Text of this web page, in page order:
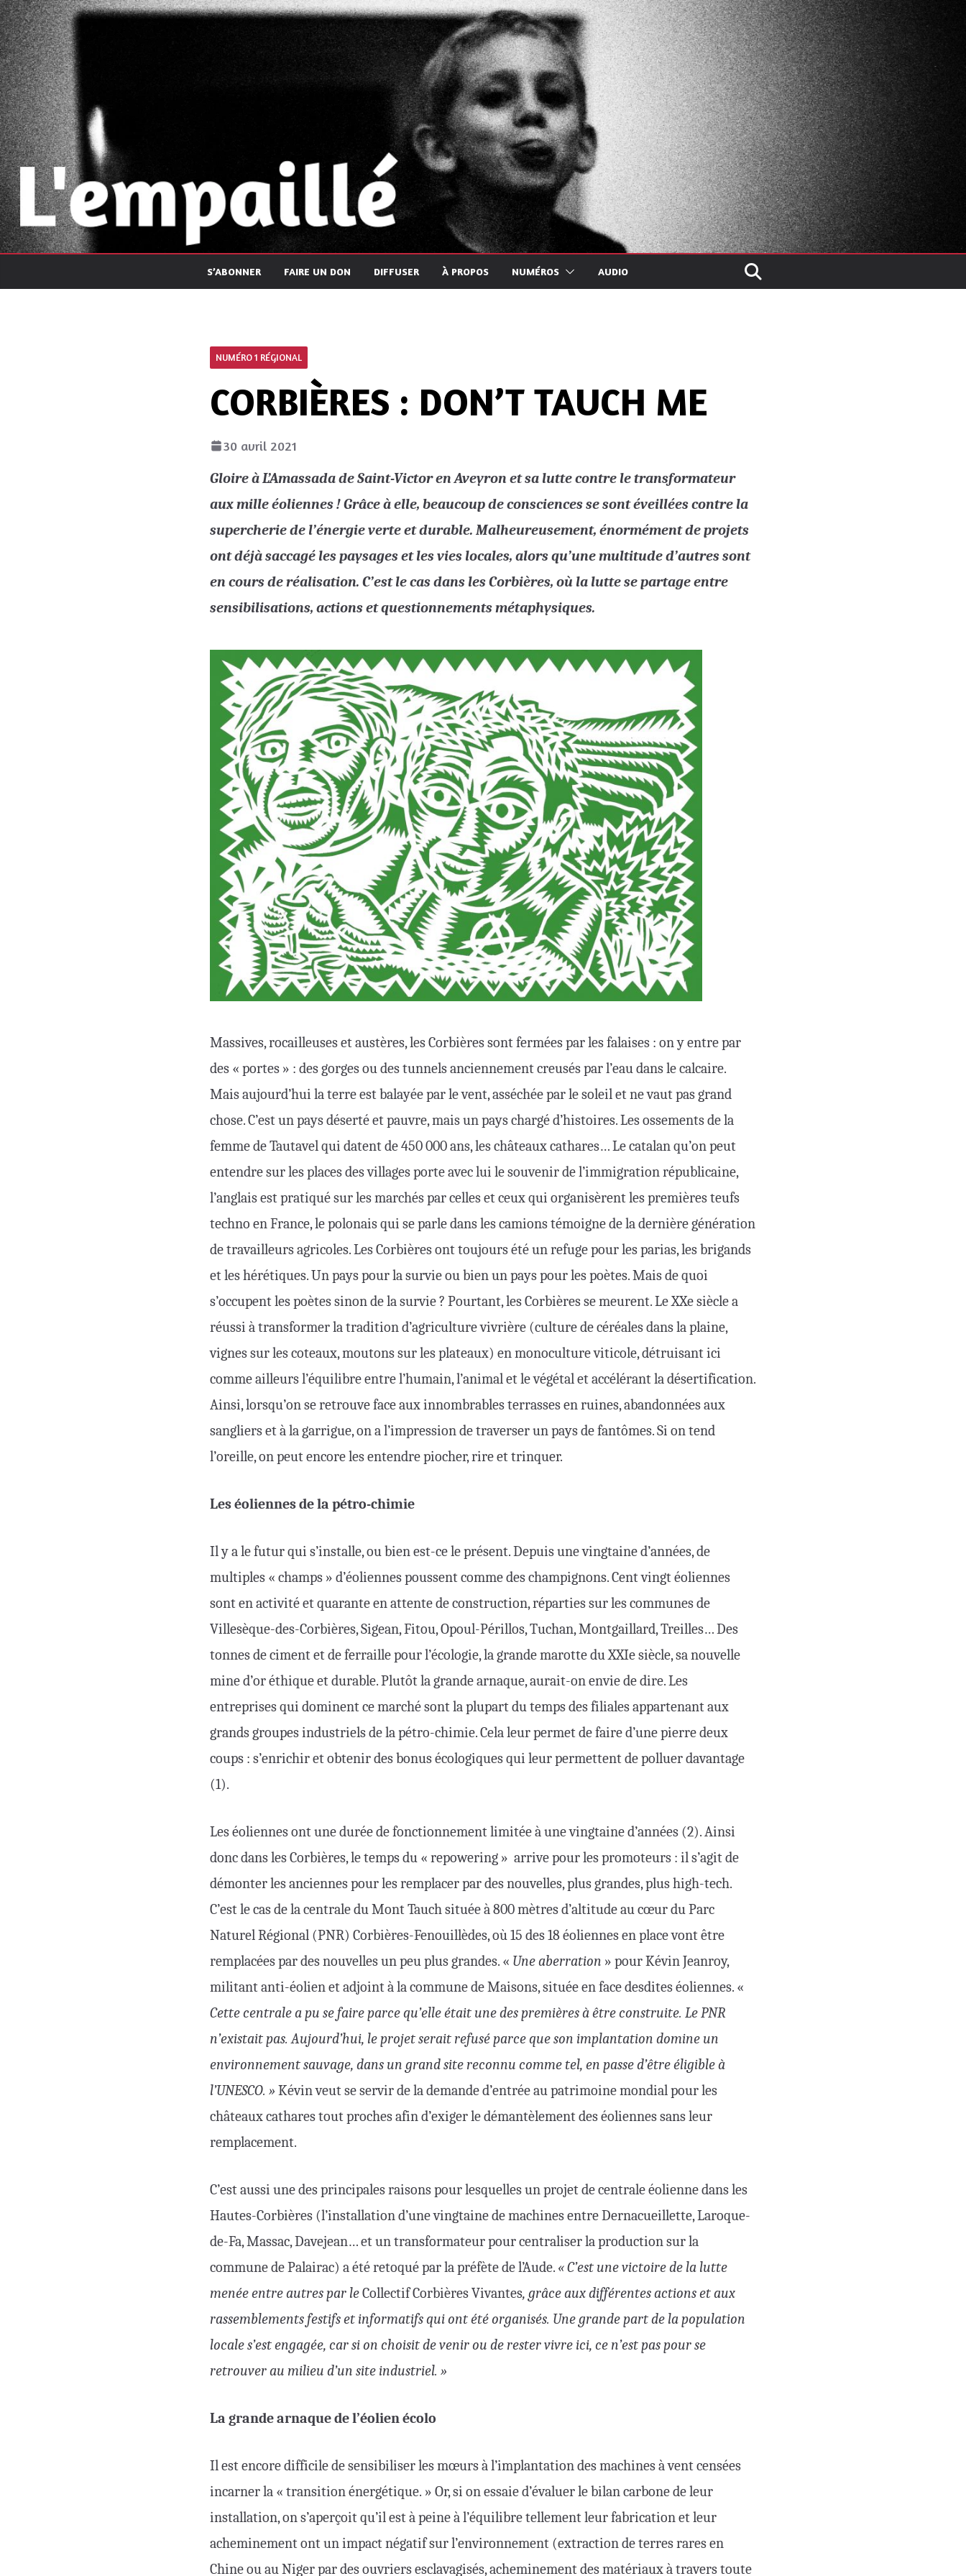
Passer
au
contenu
S’ABONNER FAIRE UN DON DIFFUSER À PROPOS NUMÉROS AUDIO
NUMÉRO 1 RÉGIONAL
CORBIÈRES : DON’T TAUCH ME
30 avril 2021
Gloire à L’Amassada de Saint-Victor en Aveyron et sa lutte contre le transformateur
aux mille éoliennes ! Grâce à elle, beaucoup de consciences se sont éveillées contre la
supercherie de l’énergie verte et durable. Malheureusement, énormément de projets
ont déjà saccagé les paysages et les vies locales, alors qu’une multitude d’autres sont
en cours de réalisation. C’est le cas dans les Corbières, où la lutte se partage entre
sensibilisations, actions et questionnements métaphysiques.
Massives, rocailleuses et austères, les Corbières sont fermées par les falaises : on y entre par
des « portes » : des gorges ou des tunnels anciennement creusés par l’eau dans le calcaire.
Mais aujourd’hui la terre est balayée par le vent, asséchée par le soleil et ne vaut pas grand
chose. C’est un pays déserté et pauvre, mais un pays chargé d’histoires. Les ossements de la
femme de Tautavel qui datent de 450 000 ans, les châteaux cathares… Le catalan qu’on peut
entendre sur les places des villages porte avec lui le souvenir de l’immigration républicaine,
l’anglais est pratiqué sur les marchés par celles et ceux qui organisèrent les premières teufs
techno en France, le polonais qui se parle dans les camions témoigne de la dernière génération
de travailleurs agricoles. Les Corbières ont toujours été un refuge pour les parias, les brigands
et les hérétiques. Un pays pour la survie ou bien un pays pour les poètes. Mais de quoi
s’occupent les poètes sinon de la survie ? Pourtant, les Corbières se meurent. Le XXe siècle a
réussi à transformer la tradition d’agriculture vivrière (culture de céréales dans la plaine,
vignes sur les coteaux, moutons sur les plateaux) en monoculture viticole, détruisant ici
comme ailleurs l’équilibre entre l’humain, l’animal et le végétal et accélérant la désertification.
Ainsi, lorsqu’on se retrouve face aux innombrables terrasses en ruines, abandonnées aux
sangliers et à la garrigue, on a l’impression de traverser un pays de fantômes. Si on tend
l’oreille, on peut encore les entendre piocher, rire et trinquer.
Les éoliennes de la pétro-chimie
Il y a le futur qui s’installe, ou bien est-ce le présent. Depuis une vingtaine d’années, de
multiples « champs » d’éoliennes poussent comme des champignons. Cent vingt éoliennes
sont en activité et quarante en attente de construction, réparties sur les communes de
Villesèque-des-Corbières, Sigean, Fitou, Opoul-Périllos, Tuchan, Montgaillard, Treilles… Des
tonnes de ciment et de ferraille pour l’écologie, la grande marotte du XXIe siècle, sa nouvelle
mine d’or éthique et durable. Plutôt la grande arnaque, aurait-on envie de dire. Les
entreprises qui dominent ce marché sont la plupart du temps des filiales appartenant aux
grands groupes industriels de la pétro-chimie. Cela leur permet de faire d’une pierre deux
coups : s’enrichir et obtenir des bonus écologiques qui leur permettent de polluer davantage
(1).
Les éoliennes ont une durée de fonctionnement limitée à une vingtaine d’années (2). Ainsi
donc dans les Corbières, le temps du « repowering » arrive pour les promoteurs : il s’agit de
démonter les anciennes pour les remplacer par des nouvelles, plus grandes, plus high-tech.
C’est le cas de la centrale du Mont Tauch située à 800 mètres d’altitude au cœur du Parc
Naturel Régional (PNR) Corbières-Fenouillèdes, où 15 des 18 éoliennes en place vont être
remplacées par des nouvelles un peu plus grandes. « Une aberration » pour Kévin Jeanroy,
militant anti-éolien et adjoint à la commune de Maisons, située en face desdites éoliennes. «
Cette centrale a pu se faire parce qu’elle était une des premières à être construite. Le PNR
n’existait pas. Aujourd’hui, le projet serait refusé parce que son implantation domine un
environnement sauvage, dans un grand site reconnu comme tel, en passe d’être éligible à
l’UNESCO. » Kévin veut se servir de la demande d’entrée au patrimoine mondial pour les
châteaux cathares tout proches afin d’exiger le démantèlement des éoliennes sans leur
remplacement.
C’est aussi une des principales raisons pour lesquelles un projet de centrale éolienne dans les
Hautes-Corbières (l’installation d’une vingtaine de machines entre Dernacueillette, Laroque-
de-Fa, Massac, Davejean… et un transformateur pour centraliser la production sur la
commune de Palairac) a été retoqué par la préfète de l’Aude. « C’est une victoire de la lutte
menée entre autres par leCollectif Corbières Vivantes, grâce aux différentes actions et aux
rassemblements festifs et informatifs qui ont été organisés. Une grande part de la population
locale s’est engagée, car si on choisit de venir ou de rester vivre ici, ce n’est pas pour se
retrouver au milieu d’un site industriel. »
La grande arnaque de l’éolien écolo
Il est encore difficile de sensibiliser les mœurs à l’implantation des machines à vent censées
incarner la « transition énergétique. » Or, si on essaie d’évaluer le bilan carbone de leur
installation, on s’aperçoit qu’il est à peine à l’équilibre tellement leur fabrication et leur
acheminement ont un impact négatif sur l’environnement (extraction de terres rares en
Chine ou au Niger par des ouvriers esclavagisés, acheminement des matériaux à travers toute